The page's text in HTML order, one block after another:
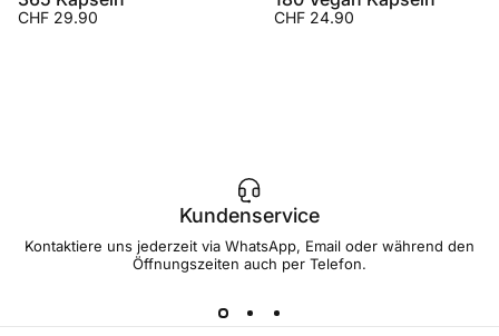
CHF 29.90 CHF 24.90
Kundenservice
Kontaktiere uns jederzeit via WhatsApp, Email oder während den
Öffnungszeiten auch per Telefon.